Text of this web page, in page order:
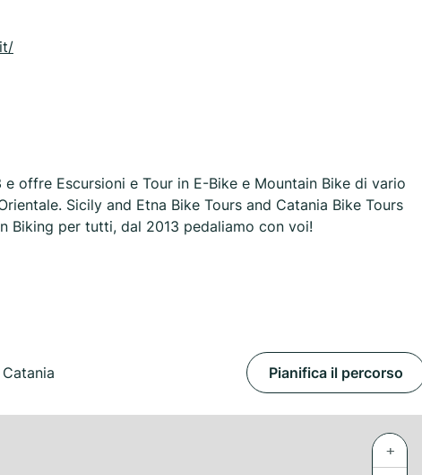
offre Escursioni e Tour in E-Bike e Mountain Bike di vario
Sicily and Etna Bike Tours and Catania Bike Tours
Biking per tutti, dal 2013 pedaliamo con voi!
Pianifica il percorso
+